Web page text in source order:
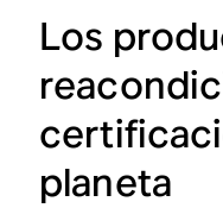
Los
planeta